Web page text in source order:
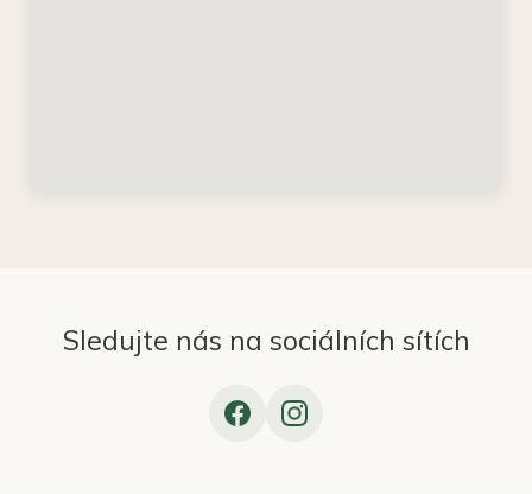
Sledujte nás na sociálních sítích